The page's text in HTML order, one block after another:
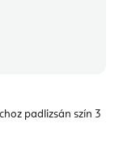
padlizsán szín 3